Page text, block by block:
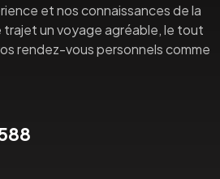
et nos connaissances de la
trajet un voyage agréable, le tout
rendez-vous personnels comme